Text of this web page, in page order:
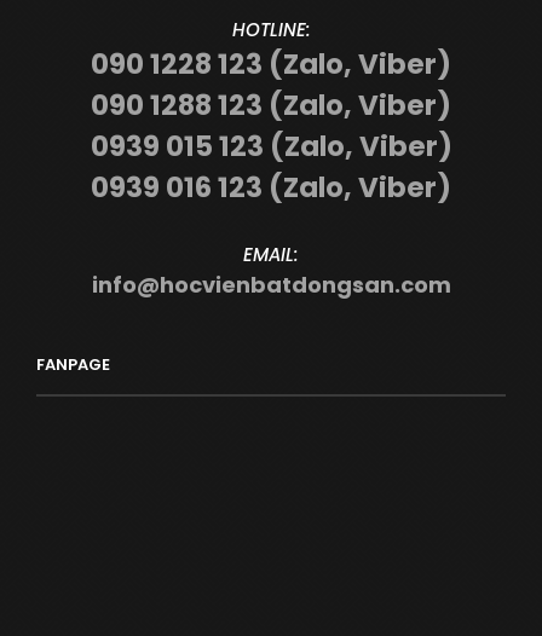
HOTLINE:
090 1228 123 (Zalo, Viber)
090 1288 123 (Zalo, Viber)
0939 015 123 (Zalo, Viber)
0939 016 123 (Zalo, Viber)
EMAIL:
info@hocvienbatdongsan.com
FANPAGE